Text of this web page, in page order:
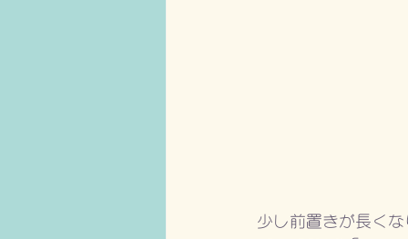
少し前置きが長くな